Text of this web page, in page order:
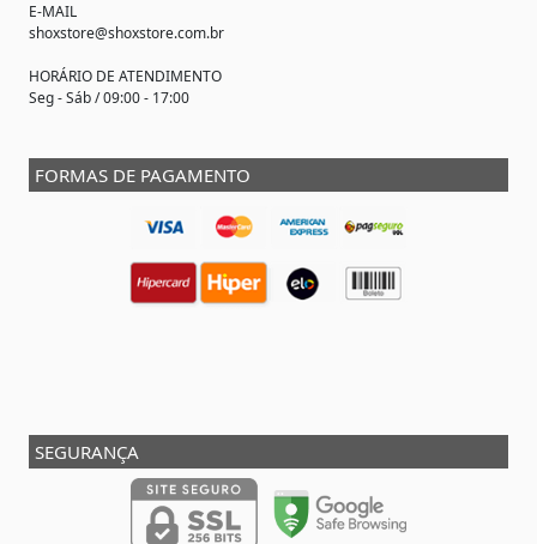
E-MAIL
shoxstore@shoxstore.com.br
HORÁRIO DE ATENDIMENTO
Seg - Sáb / 09:00 - 17:00
FORMAS DE PAGAMENTO
SEGURANÇA